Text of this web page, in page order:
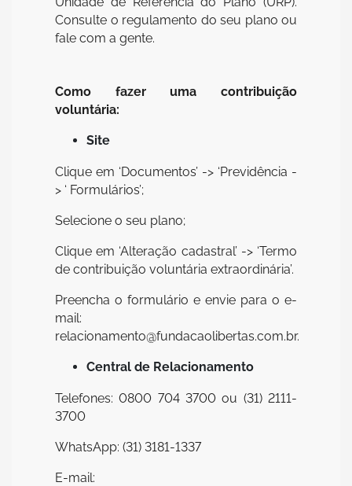
Consulte o regulamento do seu plano ou
fale com a gente.
Como fazer uma contribuição
voluntária:
Site
Clique em ‘Documentos’ -> ‘Previdência -
> ‘ Formulários’;
Selecione o seu plano;
Clique em ‘Alteração cadastral’ -> ‘Termo
de contribuição voluntária extraordinária’.
Preencha o formulário e envie para o e-
mail:
relacionamento@fundacaolibertas.com.br.
Central de Relacionamento
Telefones: 0800 704 3700 ou (31) 2111-
3700
WhatsApp: (31) 3181-1337
E-mail: